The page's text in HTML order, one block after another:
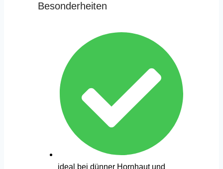
Besonderheiten
ideal bei dünner Hornhaut und